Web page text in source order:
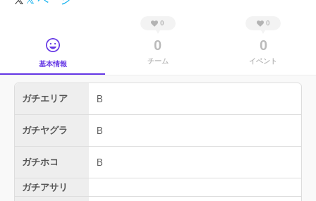
基本情報
0
0
チーム
0
0
イベント
ガチエリア B
ガチヤグラ B
ガチホコ B
ガチアサリ